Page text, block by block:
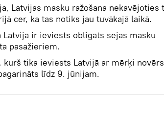
Latvijas masku ražošana nekavējoties
cer, ka tas notiks jau tuvākajā laikā.
Latvijā ir ieviests obligāts sejas masku
pasažieriem.
tika ieviests Latvijā ar mērķi
līdz 9. jūnijam.